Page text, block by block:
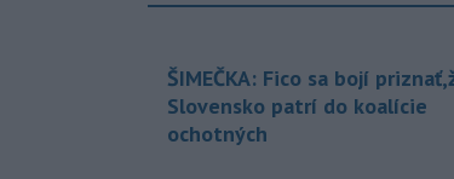
ŠIMEČKA: Fico sa bojí
Slovensko patrí do koalície
ochotných